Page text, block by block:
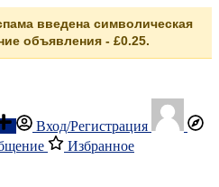
введена символическая
объявления - £0.25.
Вход/Регистрация
Избранное